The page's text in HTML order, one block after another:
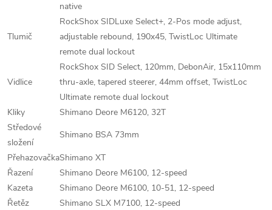
native
Tlumič
RockShox SIDLuxe Select+, 2-Pos mode adjust,
adjustable rebound, 190x45, TwistLoc Ultimate
remote dual lockout
Vidlice
RockShox SID Select, 120mm, DebonAir, 15x110mm
thru-axle, tapered steerer, 44mm offset, TwistLoc
Ultimate remote dual lockout
Kliky
Shimano Deore M6120, 32T
Středové
složení
Shimano BSA 73mm
PřehazovačkaShimano XT
Řazení
Shimano Deore M6100, 12-speed
Kazeta
Shimano Deore M6100, 10-51, 12-speed
Řetěz
Shimano SLX M7100, 12-speed